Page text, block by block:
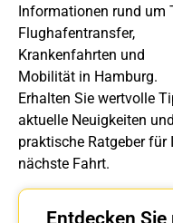
Informationen rund um
Flughafentransfer,
Krankenfahrten und
Mobilität in Hamburg.
Erhalten Sie wertvolle
aktuelle Neuigkeiten und
praktische Ratgeber für
nächste Fahrt.
Entdecken